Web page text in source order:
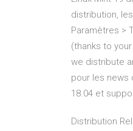
distribution,
Paramètres >
(thanks to
we distribute
pour les news
18.04 et
Distribution